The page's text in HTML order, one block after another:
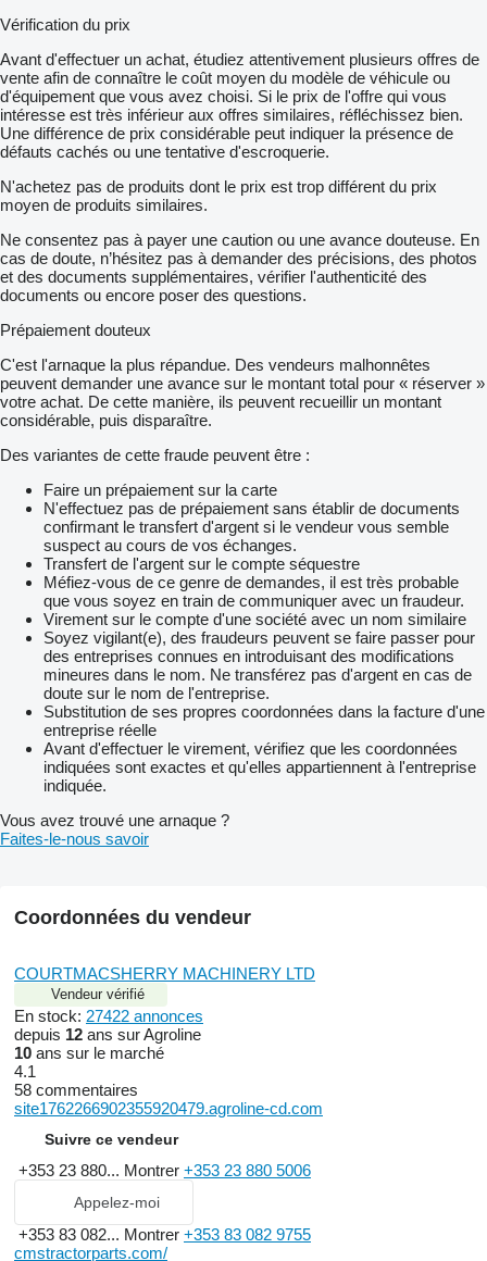
Vérification du prix
Avant d'effectuer un achat, étudiez attentivement plusieurs offres de
vente afin de connaître le coût moyen du modèle de véhicule ou
d'équipement que vous avez choisi. Si le prix de l'offre qui vous
intéresse est très inférieur aux offres similaires, réfléchissez bien.
Une différence de prix considérable peut indiquer la présence de
défauts cachés ou une tentative d'escroquerie.
N'achetez pas de produits dont le prix est trop différent du prix
moyen de produits similaires.
Ne consentez pas à payer une caution ou une avance douteuse. En
cas de doute, n’hésitez pas à demander des précisions, des photos
et des documents supplémentaires, vérifier l'authenticité des
documents ou encore poser des questions.
Prépaiement douteux
C'est l'arnaque la plus répandue. Des vendeurs malhonnêtes
peuvent demander une avance sur le montant total pour « réserver »
votre achat. De cette manière, ils peuvent recueillir un montant
considérable, puis disparaître.
Des variantes de cette fraude peuvent être :
Faire un prépaiement sur la carte
N'effectuez pas de prépaiement sans établir de documents
confirmant le transfert d'argent si le vendeur vous semble
suspect au cours de vos échanges.
Transfert de l'argent sur le compte séquestre
Méfiez-vous de ce genre de demandes, il est très probable
que vous soyez en train de communiquer avec un fraudeur.
Virement sur le compte d'une société avec un nom similaire
Soyez vigilant(e), des fraudeurs peuvent se faire passer pour
des entreprises connues en introduisant des modifications
mineures dans le nom. Ne transférez pas d'argent en cas de
doute sur le nom de l'entreprise.
Substitution de ses propres coordonnées dans la facture d'une
entreprise réelle
Avant d'effectuer le virement, vérifiez que les coordonnées
indiquées sont exactes et qu'elles appartiennent à l'entreprise
indiquée.
Vous avez trouvé une arnaque ?
Faites-le-nous savoir
Coordonnées du vendeur
COURTMACSHERRY MACHINERY LTD
Vendeur vérifié
En stock: 27422 annonces
depuis 12 ans sur Agroline
10 ans sur le marché
4.1
58 commentaires
site1762266902355920479.agroline-cd.com
Suivre ce vendeur
+353 23 880... Montrer +353 23 880 5006
Appelez-moi
+353 83 082... Montrer +353 83 082 9755
cmstractorparts.com/